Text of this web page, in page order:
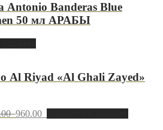
Antonio Banderas Blue
50 мл АРАБЫ
Al Riyad «Al Ghali Zayed»
960.00